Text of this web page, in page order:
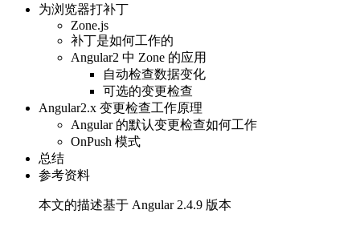
为浏览器打补丁
Zone.js
补丁是如何工作的
Angular2 中 Zone 的应用
自动检查数据变化
可选的变更检查
Angular2.x 变更检查工作原理
Angular 的默认变更检查如何工作
OnPush 模式
总结
参考资料
本文的描述基于 Angular 2.4.9 版本